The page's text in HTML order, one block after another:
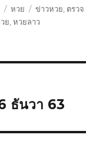
หมวด
หมู่
หวย
ป้าย
กำกับ
ข่าวหวย, ตรวจ
ย ,หวยลาว
ธันวา 63